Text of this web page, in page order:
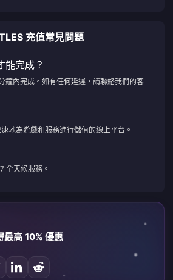
充值常見問題
能完成？
鐘內完成。如有任何延遲，請聯絡我們的客
地為遊戲和服務進行儲值的線上平台。
全天候服務。
最高 10% 優惠